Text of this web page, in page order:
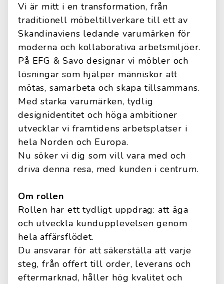
Vi är mitt i en transformation, från
traditionell möbeltillverkare till ett av
Skandinaviens ledande varumärken för
moderna och kollaborativa arbetsmiljöer.
På EFG & Savo designar vi möbler och
lösningar som hjälper människor att
mötas, samarbeta och skapa tillsammans.
Med starka varumärken, tydlig
designidentitet och höga ambitioner
utvecklar vi framtidens arbetsplatser i
hela Norden och Europa.
Nu söker vi dig som vill vara med och
driva denna resa, med kunden i centrum.
Om rollen
Rollen har ett tydligt uppdrag: att äga
och utveckla kundupplevelsen genom
hela affärsflödet.
Du ansvarar för att säkerställa att varje
steg, från offert till order, leverans och
eftermarknad, håller hög kvalitet och